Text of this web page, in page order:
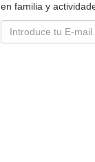
en familia y